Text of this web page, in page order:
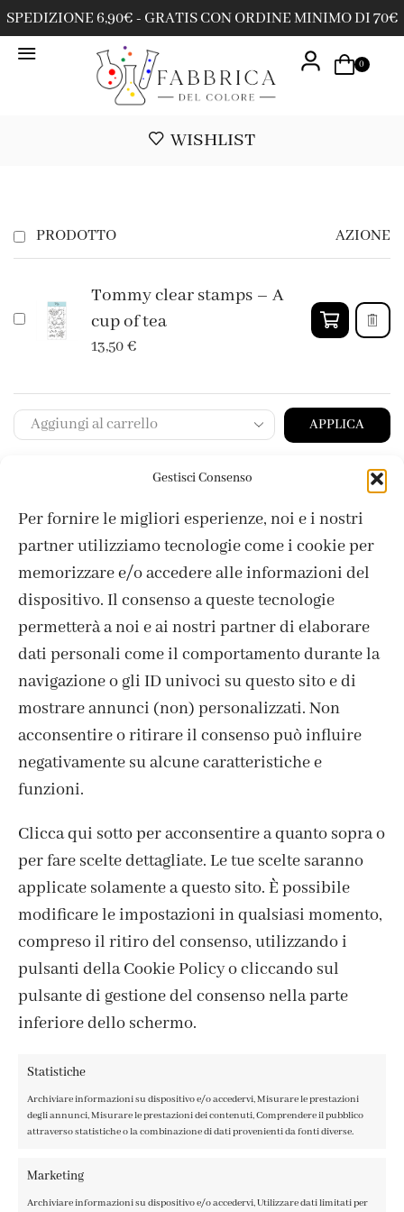
Gestisci Consenso
Per fornire le migliori esperienze, noi e i nostri
partner utilizziamo tecnologie come i cookie per
memorizzare e/o accedere alle informazioni del
dispositivo. Il consenso a queste tecnologie
permetterà a noi e ai nostri partner di elaborare
dati personali come il comportamento durante la
navigazione o gli ID univoci su questo sito e di
mostrare annunci (non) personalizzati. Non
acconsentire o ritirare il consenso può influire
negativamente su alcune caratteristiche e
funzioni.
Clicca qui sotto per acconsentire a quanto sopra o
per fare scelte dettagliate. Le tue scelte saranno
applicate solamente a questo sito. È possibile
modificare le impostazioni in qualsiasi momento,
compreso il ritiro del consenso, utilizzando i
pulsanti della Cookie Policy o cliccando sul
pulsante di gestione del consenso nella parte
inferiore dello schermo.
Statistiche
Archiviare informazioni su dispositivo e/o accedervi, Misurare le prestazioni
degli annunci, Misurare le prestazioni dei contenuti, Comprendere il pubblico
attraverso statistiche o la combinazione di dati provenienti da fonti diverse.
Marketing
Archiviare informazioni su dispositivo e/o accedervi, Utilizzare dati limitati per
SPEDIZIONE 6,90€ - GRATIS CON ORDINE MINIMO DI 70€
0
WISHLIST
PRODOTTO AZIONE
Tommy clear stamps – A
cup of tea
13,50€
APPLICA
ISCRIVITI ALLA NEWSLETTER
PRIVACY POLICY
TERMINI E CONDIZIONI